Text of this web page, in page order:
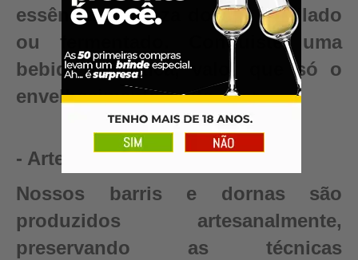
essência e pureza do seu destilado
ou fermentado. Conquiste uma
bebida autêntica, valor que só o
envelhecimento pode criar.
- Artesanal
Nossos barris e dornas são
produzidos artesanalmente,
preservando as técnicas